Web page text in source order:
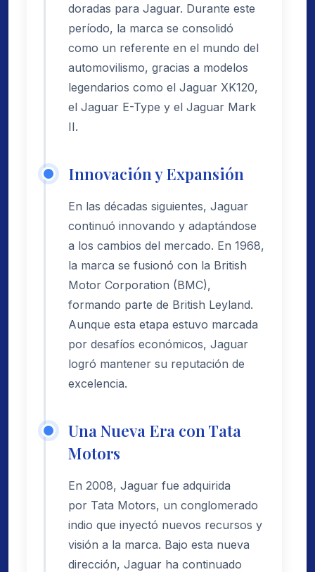
doradas para Jaguar. Durante este
período, la marca se consolidó
como un referente en el mundo del
automovilismo, gracias a modelos
legendarios como el Jaguar XK120,
el Jaguar E-Type y el Jaguar Mark
II.
Innovación y Expansión
En las décadas siguientes, Jaguar
continuó innovando y adaptándose
a los cambios del mercado. En 1968,
la marca se fusionó con la British
Motor Corporation (BMC),
formando parte de British Leyland.
Aunque esta etapa estuvo marcada
por desafíos económicos, Jaguar
logró mantener su reputación de
excelencia.
Una Nueva Era con Tata
Motors
En 2008, Jaguar fue adquirida
por Tata Motors, un conglomerado
indio que inyectó nuevos recursos y
visión a la marca. Bajo esta nueva
dirección, Jaguar ha continuado